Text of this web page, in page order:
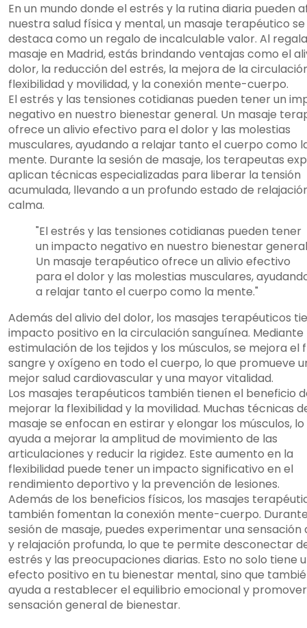
En un mundo donde el estrés y la rutina diaria pueden
nuestra salud física y mental, un masaje terapéutico se
destaca como un regalo de incalculable valor. Al
masaje en Madrid, estás brindando ventajas como el
dolor, la reducción del estrés, la mejora de la
flexibilidad y movilidad, y la conexión mente-cuerpo.
El estrés y las tensiones cotidianas pueden tener un
negativo en nuestro bienestar general. Un masaje
ofrece un alivio efectivo para el dolor y las molestias
musculares, ayudando a relajar tanto el cuerpo como
mente. Durante la sesión de masaje, los terapeutas
aplican técnicas especializadas para liberar la tensión
acumulada, llevando a un profundo estado de
calma.
"El estrés y las tensiones cotidianas pueden tener
un impacto negativo en nuestro bienestar
Un masaje terapéutico ofrece un alivio efectivo
para el dolor y las molestias musculares,
a relajar tanto el cuerpo como la mente."
Además del alivio del dolor, los masajes terapéuticos
impacto positivo en la circulación sanguínea. Mediante
estimulación de los tejidos y los músculos, se mejora el
sangre y oxígeno en todo el cuerpo, lo que promueve
mejor salud cardiovascular y una mayor vitalidad.
Los masajes terapéuticos también tienen el beneficio
mejorar la flexibilidad y la movilidad. Muchas técnicas
masaje se enfocan en estirar y elongar los músculos, lo
ayuda a mejorar la amplitud de movimiento de las
articulaciones y reducir la rigidez. Este aumento en la
flexibilidad puede tener un impacto significativo en el
rendimiento deportivo y la prevención de lesiones.
Además de los beneficios físicos, los masajes
también fomentan la conexión mente-cuerpo.
sesión de masaje, puedes experimentar una sensación
y relajación profunda, lo que te permite desconectar
estrés y las preocupaciones diarias. Esto no solo tiene
efecto positivo en tu bienestar mental, sino que
ayuda a restablecer el equilibrio emocional y
sensación general de bienestar.